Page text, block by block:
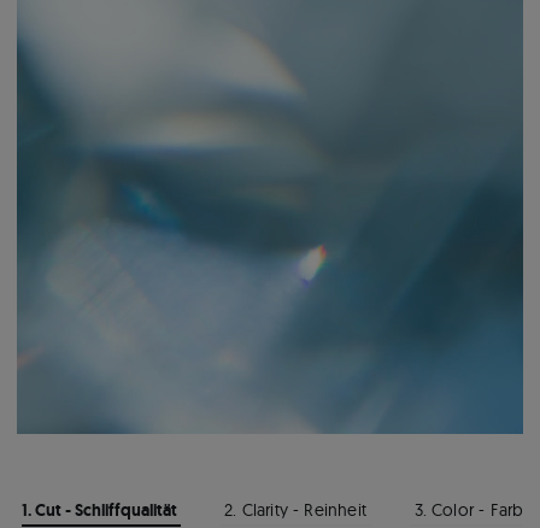
1. Cut - Schliffqualität 2. Clarity - Reinheit 3. Color - Farbe